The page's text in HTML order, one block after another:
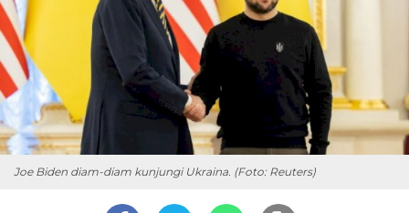
Joe Biden diam-diam kunjungi Ukraina. (Foto: Reuters)